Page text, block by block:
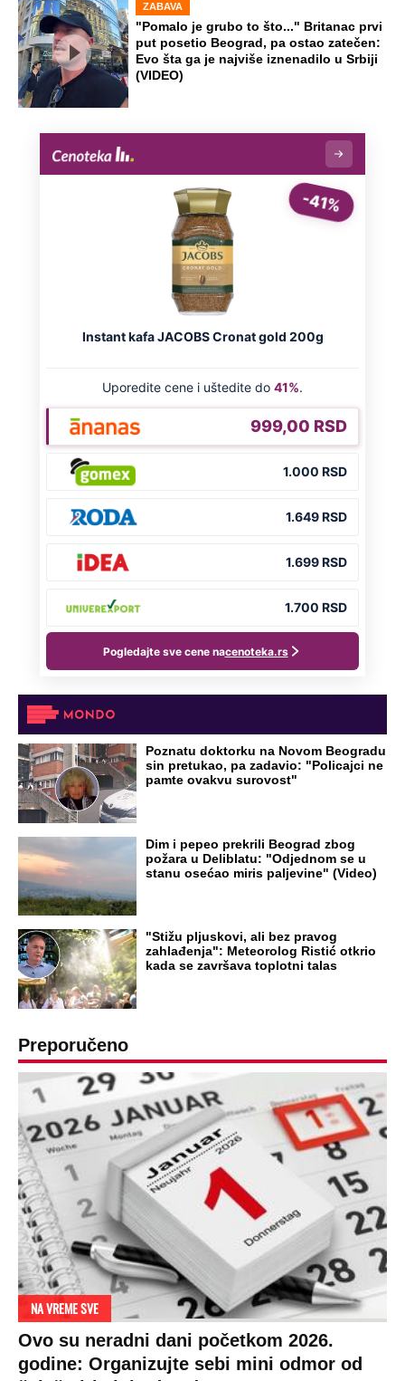
ZABAVA
"Pomalo je grubo to što..." Britanac prvi
put posetio Beograd, pa ostao zatečen:
Evo šta ga je najviše iznenadilo u Srbiji
(VIDEO)
Poznatu doktorku na Novom Beogradu
sin pretukao, pa zadavio: "Policajci ne
pamte ovakvu surovost"
Dim i pepeo prekrili Beograd zbog
požara u Deliblatu: "Odjednom se u
stanu osećao miris paljevine" (Video)
"Stižu pljuskovi, ali bez pravog
zahlađenja": Meteorolog Ristić otkrio
kada se završava toplotni talas
Preporučeno
NA VREME SVE
Ovo su neradni dani početkom 2026.
godine: Organizujte sebi mini odmor od